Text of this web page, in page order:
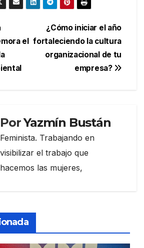
¿Cómo iniciar el año
fortaleciendo la cultura
organizacional de tu
empresa?
el
PorYazmín Bustán
Feminista. Trabajando en
visibilizar el trabajo que
hacemos las mujeres,